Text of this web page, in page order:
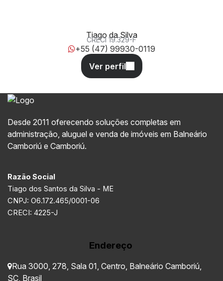
Tiago da Silva
CRECI 19.329-F
+55 (47) 99930-0119
Desde 2011 oferecendo soluções completas em
administração, aluguel e venda de imóveis em Balneário
Camboriú e Camboriú.
Razão Social
Tiago dos Santos da Silva - ME
CNPJ: O6.172.465/0001-06
CRECI: 4225-J
Endereço
Rua 3000 278 Sala 01 Centro Balneário Camboriú
SC Brasil